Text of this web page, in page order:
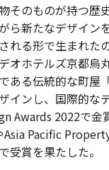
そのものが持つ歴
ら新たなデザインを
れる形で生まれた
オホテルズ京都烏
ある伝統的な町屋
インし、国際的な
Awards 2022で金
Asia Pacific
受賞を果たした。